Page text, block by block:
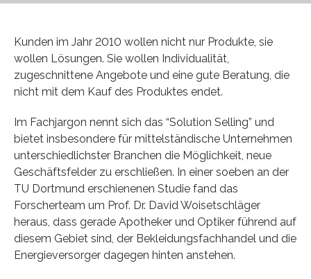
Kunden im Jahr 2010 wollen nicht nur Produkte, sie
wollen Lösungen. Sie wollen Individualität,
zugeschnittene Angebote und eine gute Beratung, die
nicht mit dem Kauf des Produktes endet.
Im Fachjargon nennt sich das “Solution Selling” und
bietet insbesondere für mittelständische Unternehmen
unterschiedlichster Branchen die Möglichkeit, neue
Geschäftsfelder zu erschließen. In einer soeben an der
TU Dortmund erschienenen Studie fand das
Forscherteam um Prof. Dr. David Woisetschläger
heraus, dass gerade Apotheker und Optiker führend auf
diesem Gebiet sind, der Bekleidungsfachhandel und die
Energieversorger dagegen hinten anstehen.